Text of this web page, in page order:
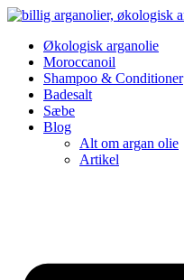
Videre
indholdØkologisk arganolie
Moroccanoil
Shampoo & Conditioner
Badesalt
Sæbe
Blog
Alt om argan olie
Artikel